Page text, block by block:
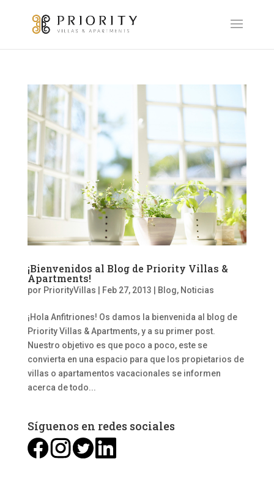
¡Bienvenidos al Blog de Priority Villas &
Apartments!
por PriorityVillas Feb 27, 2013 Blog, Noticias
¡Hola Anfitriones! Os damos la bienvenida al blog de
Priority Villas & Apartments, y a su primer post.
Nuestro objetivo es que poco a poco, este se
convierta en una espacio para que los propietarios de
villas o apartamentos vacacionales se informen
acerca de todo...
Síguenos en redes sociales